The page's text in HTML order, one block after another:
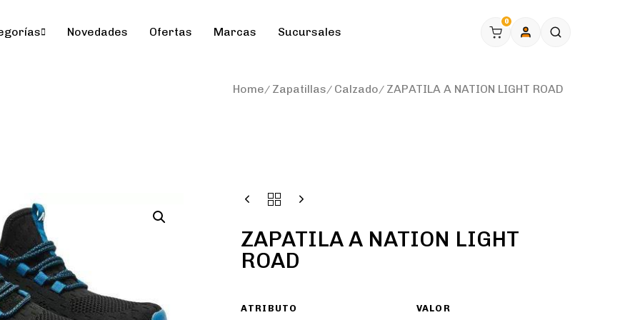
Novedades Ofertas Marcas Sucursales
0
Home Zapatillas Calzado ZAPATILA A NATION LIGHT ROAD
ZAPATILA A NATION LIGHT
ROAD
ATRIBUTO VALOR